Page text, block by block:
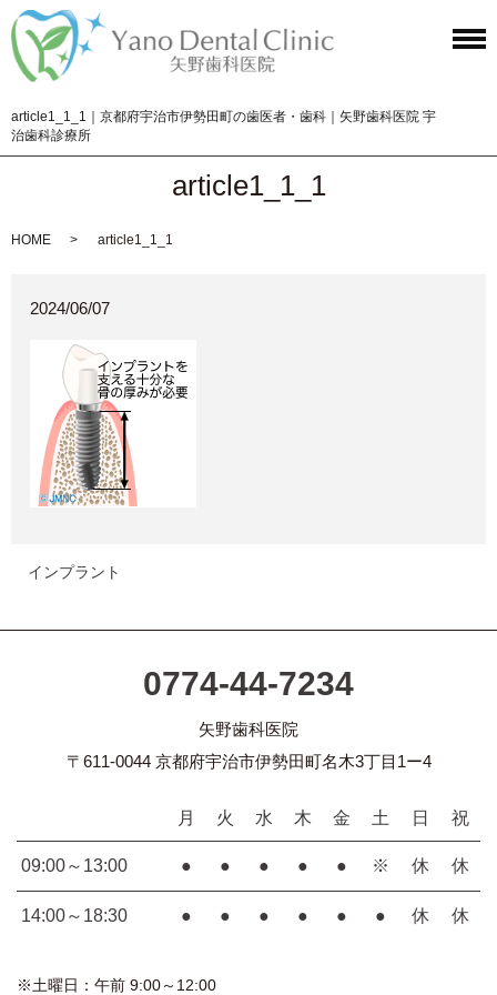
article1_1_1｜京都府宇治市伊勢田町の歯医者・歯科｜矢野歯科医院 宇
治歯科診療所
article1_1_1
HOME article1_1_1
2024/06/07
インプラント
0774-44-7234
矢野歯科医院
〒611-0044 京都府宇治市伊勢田町名木3丁目1ー4
月 火 水 木 金 土 日 祝
09:00～13:00 ● ● ● ● ● ※ 休 休
14:00～18:30 ● ● ● ● ● ● 休 休
※土曜日：午前 9:00～12:00